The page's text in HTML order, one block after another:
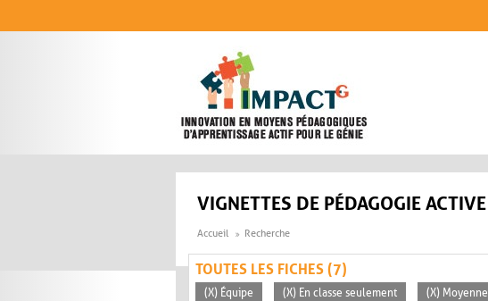
VIGNETTES DE PÉDAGOGIE ACTIVE
Accueil Recherche
TOUTES LES FICHES (7)
(X) Équipe (X) En classe seulement (X) Moyenne